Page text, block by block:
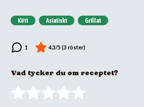
Kött Asiatiskt Grillat
Vad tycker du om receptet?